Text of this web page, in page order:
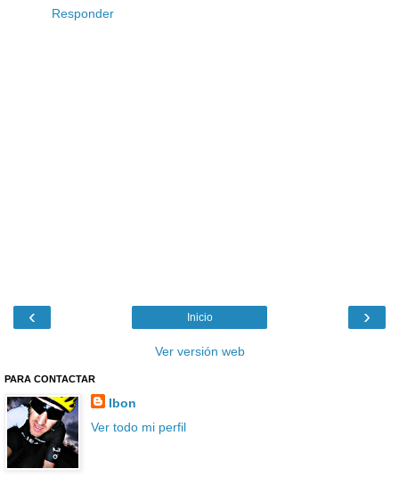
Responder
‹ ›
Inicio
Ver versión web
PARA CONTACTAR
Ibon
Ver todo mi perfil